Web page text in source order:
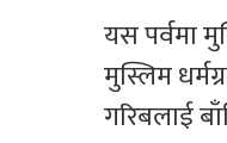
यस पर्वमा
मुस्लिम
गरिबलाई